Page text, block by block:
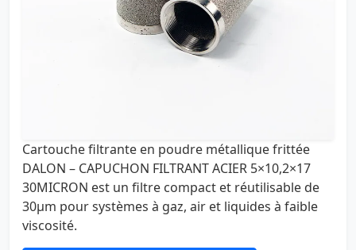
Cartouche filtrante en poudre métallique frittée
DALON – CAPUCHON FILTRANT ACIER 5×10,2×17
30MICRON est un filtre compact et réutilisable de
30µm pour systèmes à gaz, air et liquides à faible
viscosité.